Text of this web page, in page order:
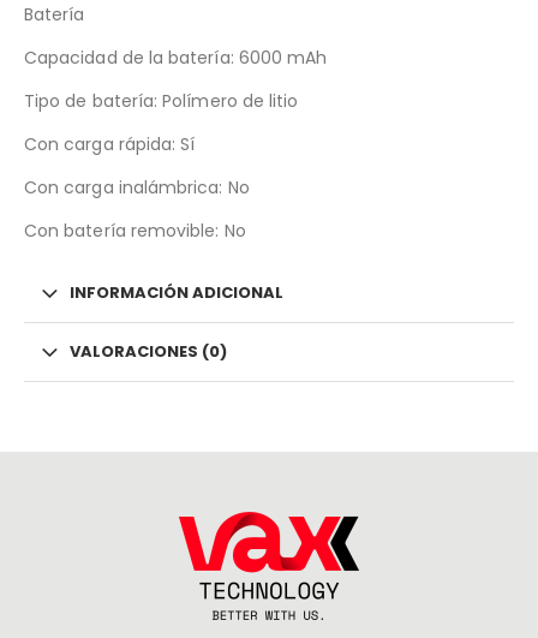
Batería
Capacidad de la batería: 6000 mAh
Tipo de batería: Polímero de litio
Con carga rápida: Sí
Con carga inalámbrica: No
Con batería removible: No
INFORMACIÓN ADICIONAL
VALORACIONES (0)